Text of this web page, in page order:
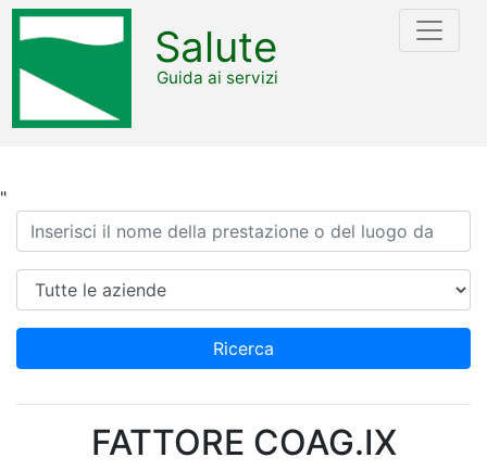
"
Salute
Guida ai servizi
Ricerca
Azienda
Ricerca
FATTORE COAG.IX